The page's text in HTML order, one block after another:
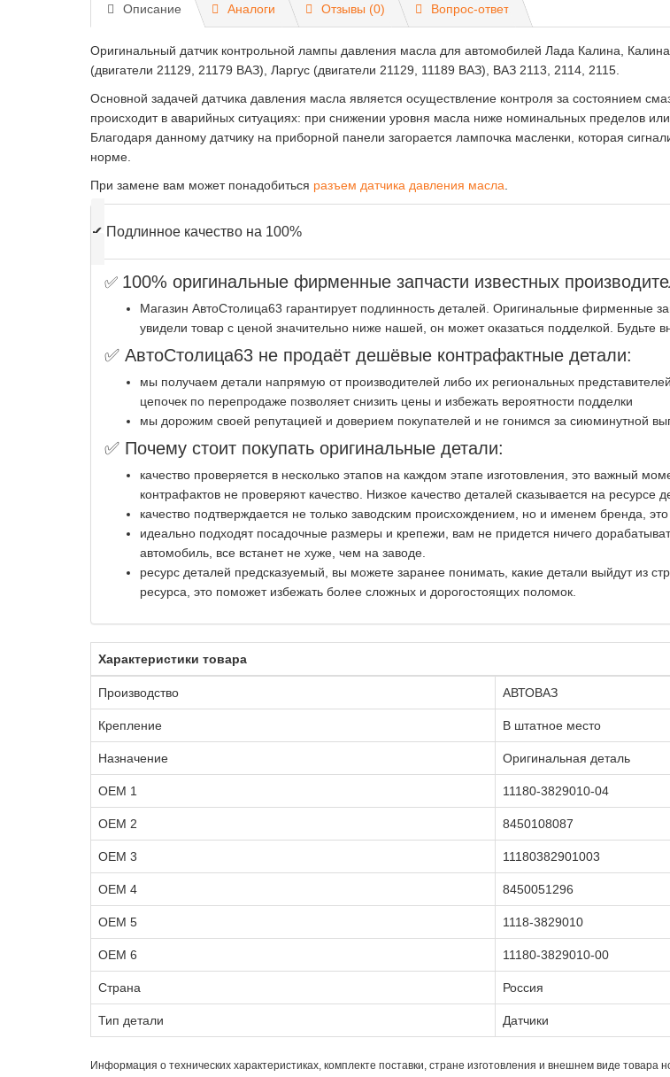
Описание Аналоги Отзывы (0) Вопрос-ответ
Оригинальный датчик контрольной лампы давления масла для автомобилей Лада Калина,
(двигатели 21129, 21179 ВАЗ), Ларгус (двигатели 21129, 11189 ВАЗ), ВАЗ 2113, 2114, 2115.
Основной задачей датчика давления масла является осуществление контроля за состоянием
происходит в аварийных ситуациях: при снижении уровня масла ниже номинальных пределов
Благодаря данному датчику на приборной панели загорается лампочка масленки, которая
норме.
При замене вам может понадобиться разъем датчика давления масла
✔ Подлинное качество на 100%
✅ 100% оригинальные фирменные запчасти известных
Магазин АвтоСтолица63 гарантирует подлинность деталей. Оригинальные фирменные
увидели товар с ценой значительно ниже нашей, он может оказаться подделкой. Будьте
✅ АвтоСтолица63 не продаёт дешёвые контрафактные детали:
мы получаем детали напрямую от производителей либо их региональных
цепочек по перепродаже позволяет снизить цены и избежать вероятности подделки
мы дорожим своей репутацией и доверием покупателей и не гонимся за сиюминутной
✅ Почему стоит покупать оригинальные детали:
качество проверяется в несколько этапов на каждом этапе изготовления, это важный
контрафактов не проверяют качество. Низкое качество деталей сказывается на ресурсе
качество подтверждается не только заводским происхождением, но и именем бренда,
идеально подходят посадочные размеры и крепежи, вам не придется ничего
автомобиль, все встанет не хуже, чем на заводе.
ресурс деталей предсказуемый, вы можете заранее понимать, какие детали выйдут из
ресурса, это поможет избежать более сложных и дорогостоящих поломок.
Характеристики товара
Производство АВТОВАЗ
Крепление В штатное место
Назначение Оригинальная деталь
OEM 1 11180-3829010-04
OEM 2 8450108087
OEM 3 11180382901003
OEM 4 8450051296
OEM 5 1118-3829010
OEM 6 11180-3829010-00
Страна Россия
Тип детали Датчики
Информация о технических характеристиках, комплекте поставки, стране изготовления и внешнем виде